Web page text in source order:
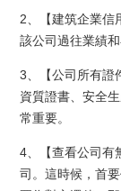
2、【建筑企業信
該公司過往業績
3、【公司所有證
資質證書、安全
常重要。
4、【查看公司有
司。這時候，首